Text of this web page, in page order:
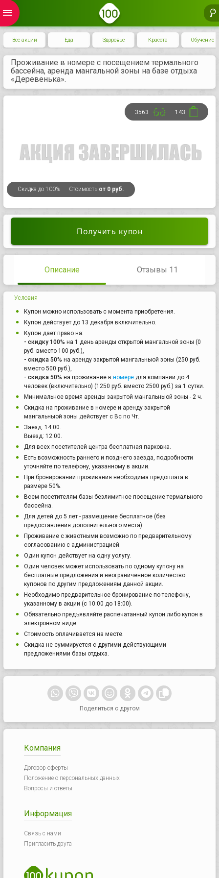
menu
Все акции Еда Здоровье Красота Обучение
Проживание в номере с посещением термального
бассейна, аренда мангальной зоны на базе отдыха
«Деревенька».
Скидка до 100% Стоимость от 0 руб.
3563 143
Получить купон
Описание Отзывы 11
Условия
Купон можно использовать с момента приобретения.
Купон действует до 13 декабря включительно.
Купон дает право на:
- скидку 100% на 1 день аренды открытой мангальной зоны (0
руб. вместо 100 руб.),
- скидка 50% на аренду закрытой мангальныой зоны (250 руб.
вместо 500 руб.),
- скидка 50% на проживание в номере для компании до 4
человек (включительно) (1250 руб. вместо 2500 руб.) за 1 сутки.
Минимальное время аренды закрытой мангальныой зоны - 2 ч.
Скидка на проживание в номере и аренду закрытой
мангальныой зоны действует с Вс по Чт.
Заезд: 14:00.
Выезд: 12:00.
Для всех посетителей центра бесплатная парковка.
Есть возможность раннего и позднего заезда, подробности
уточняйте по телефону, указанному в акции.
При бронировании проживания необходима предоплата в
размере 50%.
Всем посетителям базы безлимитное посещение термального
бассейна.
Для детей до 5 лет - размещение бесплатное (без
предоставления дополнительного места).
Проживание с животными возможно по предварительному
согласованию с администрацией.
Один купон действует на одну услугу.
Один человек может использовать по одному купону на
бесплатные предложения и неограниченное количество
купонов по другим предложениям данной акции.
Необходимо предварительное бронирование по телефону,
указанному в акции (с 10:00 до 18:00).
Обязательно предъявляйте распечатанный купон либо купон в
электронном виде.
Стоимость оплачивается на месте.
Скидка не суммируется с другими действующими
предложениями базы отдыха.
Поделиться с другом
Компания
Договор оферты
Положение о персональных данных
Вопросы и ответы
Информация
Связь с нами
Пригласить друга